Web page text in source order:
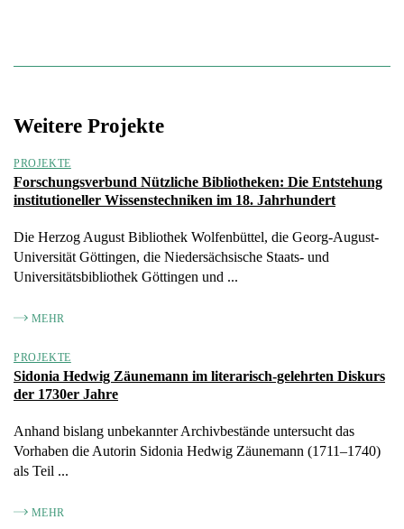
Weitere Projekte
PROJEKTE
Forschungsverbund Nützliche Bibliotheken: Die Entstehung
institutioneller Wissenstechniken im 18. Jahrhundert
Die Herzog August Bibliothek Wolfenbüttel, die Georg-August-
Universität Göttingen, die Niedersächsische Staats- und
Universitätsbibliothek Göttingen und ...
MEHR
PROJEKTE
Sidonia Hedwig Zäunemann im literarisch-gelehrten Diskurs
der 1730er Jahre
Anhand bislang unbekannter Archivbestände untersucht das
Vorhaben die Autorin Sidonia Hedwig Zäunemann (1711–1740)
als Teil ...
MEHR